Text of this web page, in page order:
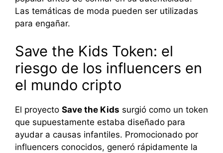
Las temáticas de moda pueden ser utilizadas
para engañar.
Save the Kids Token: el
riesgo de los influencers en
el mundo cripto
El proyecto Save the Kids surgió como un token
que supuestamente estaba diseñado para
ayudar a causas infantiles. Promocionado por
influencers conocidos, generó rápidamente la